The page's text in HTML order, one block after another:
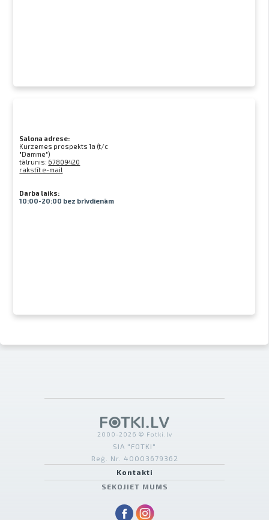
Salona adrese:
Kurzemes prospekts 1a (t/c
"Damme")
tālrunis: 67809420
rakstīt e-mail
Darba laiks:
10:00-20:00 bez brīvdienām
2000-2026 © Fotki.lv
SIA "FOTKI"
Reģ. Nr. 40003679362
Kontakti
SEKOJIET MUMS